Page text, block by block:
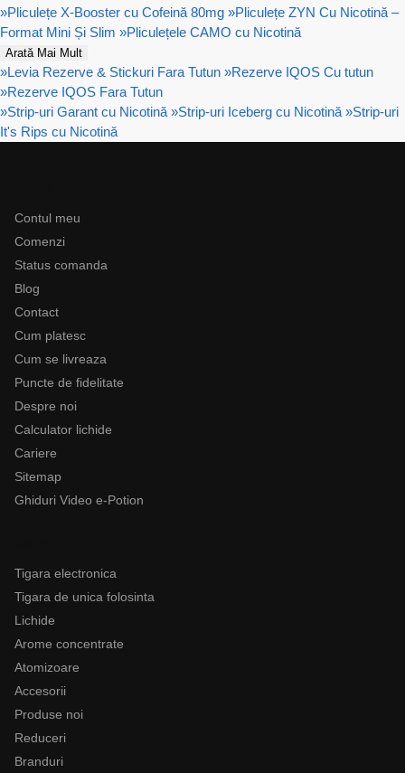
»Pliculețe X-Booster cu Cofeină 80mg »Pliculețe ZYN Cu Nicotină –
Format Mini Și Slim »Pliculețele CAMO cu Nicotină
Arată Mai Mult
»Levia Rezerve & Stickuri Fara Tutun »Rezerve IQOS Cu tutun
»Rezerve IQOS Fara Tutun
»Strip-uri Garant cu Nicotină »Strip-uri Iceberg cu Nicotină »Strip-uri
It's Rips cu Nicotină
Contul meu
Comenzi
Status comanda
Blog
Contact
Cum platesc
Cum se livreaza
Puncte de fidelitate
Despre noi
Calculator lichide
Cariere
Sitemap
Ghiduri Video e-Potion
Tigara electronica
Tigara de unica folosinta
Lichide
Arome concentrate
Atomizoare
Accesorii
Produse noi
Reduceri
Branduri